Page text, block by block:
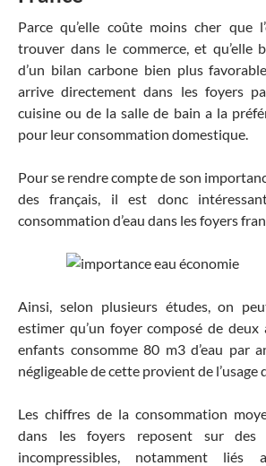
Parce qu’elle coûte moins cher que
trouver dans le commerce, et qu’elle
d’un bilan carbone bien plus
arrive directement dans les foyers
cuisine ou de la salle de bain a la
pour leur consommation domestique.
Pour se rendre compte de son
des français, il est donc
consommation d’eau dans les foyers
Ainsi, selon plusieurs études, on
estimer qu’un foyer composé de
enfants consomme 80 m3 d’eau par
négligeable de cette provient de l’usage
Les chiffres de la consommation
dans les foyers reposent sur
incompressibles, notamment liés